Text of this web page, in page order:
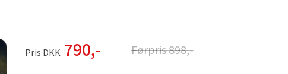
Pris DKK 790,- Førpris898,-